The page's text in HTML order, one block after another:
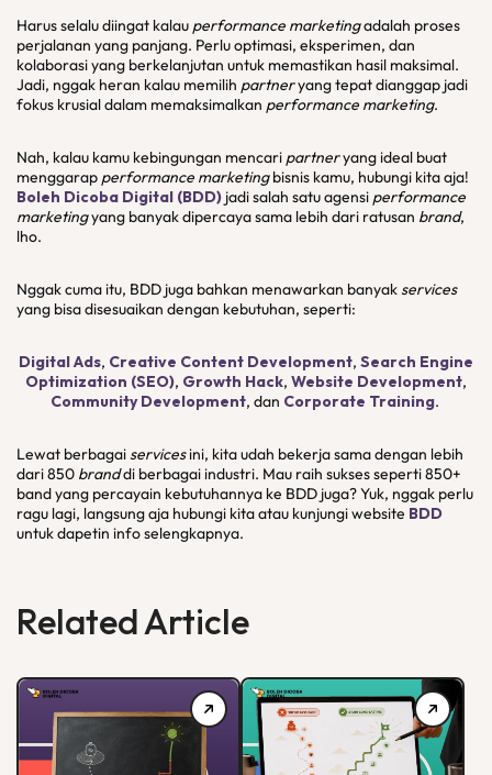
Harus selalu diingat kalau performance marketingadalah proses
perjalanan yang panjang. Perlu optimasi, eksperimen, dan
kolaborasi yang berkelanjutan untuk memastikan hasil maksimal.
Jadi, nggak heran kalau memilih partneryang tepat dianggap jadi
fokus krusial dalam memaksimalkan performance marketing.
Nah, kalau kamu kebingungan mencari partneryang ideal buat
menggarap performance marketingbisnis kamu, hubungi kita aja!
Boleh Dicoba Digital (BDD) jadi salah satu agensi performance
marketingyang banyak dipercaya sama lebih dari ratusan brand,
lho.
Nggak cuma itu, BDD juga bahkan menawarkan banyak services
yang bisa disesuaikan dengan kebutuhan, seperti:
Digital Ads, Creative Content Development, Search Engine
Optimization (SEO), Growth Hack, Website Development,
Community Development, dan Corporate Training.
Lewat berbagai servicesini, kita udah bekerja sama dengan lebih
dari 850 branddi berbagai industri. Mau raih sukses seperti 850+
band yang percayain kebutuhannya ke BDD juga? Yuk, nggak perlu
ragu lagi, langsung aja hubungi kita atau kunjungi website BDD
untuk dapetin info selengkapnya.
Related Article